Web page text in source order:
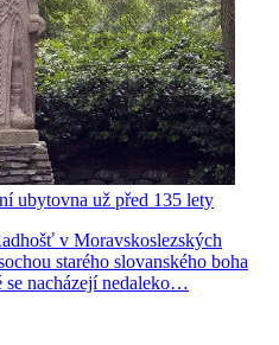
ubytovna už před 135 lety
v Moravskoslezských
starého slovanského boha
se nacházejí nedaleko…